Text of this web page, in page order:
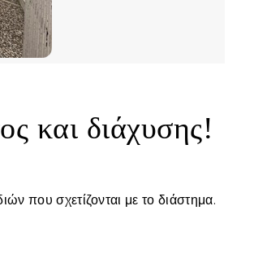
και διάχυσης!
που σχετίζονται με το διάστημα.